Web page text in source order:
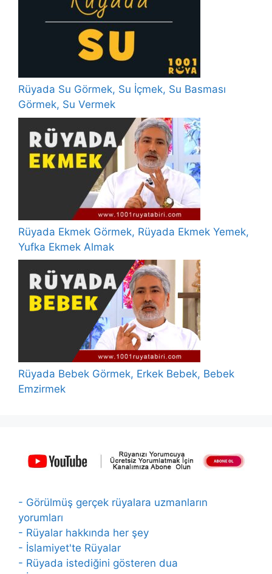
Rüyada Su Görmek, Su İçmek, Su Basması
Görmek, Su Vermek
Rüyada Ekmek Görmek, Rüyada Ekmek Yemek,
Yufka Ekmek Almak
Rüyada Bebek Görmek, Erkek Bebek, Bebek
Emzirmek
- Görülmüş gerçek rüyalara uzmanların
yorumları
- Rüyalar hakkında her şey
- İslamiyet'te Rüyalar
- Rüyada istediğini gösteren dua